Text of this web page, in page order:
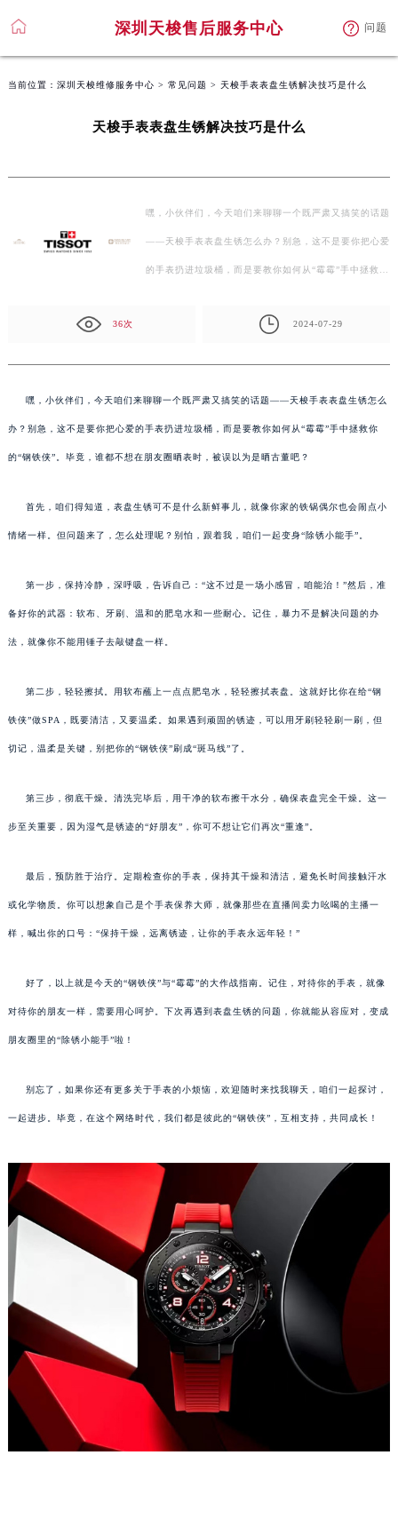
深圳天梭售后服务中心 问题
当前位置： 深圳天梭维修服务中心 > 常见问题 > 天梭手表表盘生锈解决技巧是什么
天梭手表表盘生锈解决技巧是什么
嘿，小伙伴们，今天咱们来聊聊一个既严肃又搞笑的话题
——天梭手表表盘生锈怎么办？别急，这不是要你把心爱
的手表扔进垃圾桶，而是要教你如何从“霉霉”手中拯救
36次 2024-07-29
嘿，小伙伴们，今天咱们来聊聊一个既严肃又搞笑的话题——天梭手表表盘生锈怎么
办？别急，这不是要你把心爱的手表扔进垃圾桶，而是要教你如何从“霉霉”手中拯救你
的“钢铁侠”。毕竟，谁都不想在朋友圈晒表时，被误以为是晒古董吧？
首先，咱们得知道，表盘生锈可不是什么新鲜事儿，就像你家的铁锅偶尔也会闹点小
情绪一样。但问题来了，怎么处理呢？别怕，跟着我，咱们一起变身“除锈小能手”。
第一步，保持冷静，深呼吸，告诉自己：“这不过是一场小感冒，咱能治！”然后，准
备好你的武器：软布、牙刷、温和的肥皂水和一些耐心。记住，暴力不是解决问题的办
法，就像你不能用锤子去敲键盘一样。
第二步，轻轻擦拭。用软布蘸上一点点肥皂水，轻轻擦拭表盘。这就好比你在给“钢
铁侠”做SPA，既要清洁，又要温柔。如果遇到顽固的锈迹，可以用牙刷轻轻刷一刷，但
切记，温柔是关键，别把你的“钢铁侠”刷成“斑马线”了。
第三步，彻底干燥。清洗完毕后，用干净的软布擦干水分，确保表盘完全干燥。这一
步至关重要，因为湿气是锈迹的“好朋友”，你可不想让它们再次“重逢”。
最后，预防胜于治疗。定期检查你的手表，保持其干燥和清洁，避免长时间接触汗水
或化学物质。你可以想象自己是个手表保养大师，就像那些在直播间卖力吆喝的主播一
样，喊出你的口号：“保持干燥，远离锈迹，让你的手表永远年轻！”
好了，以上就是今天的“钢铁侠”与“霉霉”的大作战指南。记住，对待你的手表，就像
对待你的朋友一样，需要用心呵护。下次再遇到表盘生锈的问题，你就能从容应对，变成
朋友圈里的“除锈小能手”啦！
别忘了，如果你还有更多关于手表的小烦恼，欢迎随时来找我聊天，咱们一起探讨，
一起进步。毕竟，在这个网络时代，我们都是彼此的“钢铁侠”，互相支持，共同成长！